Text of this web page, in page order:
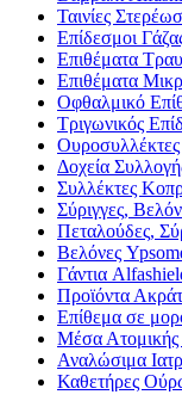
Ταινίες
Επίδεσμοι
Επιθέματα
Επιθέματα
Οφθαλμικό
Τριγωνικός
Ουροσυλλέκτες
Δοχεία
Συλλέκτες
Σύριγγες,
Πεταλούδες,
Βελόνες
Γάντια
Προϊόντα
Επίθεμα σε
Μέσα Ατομικής
Αναλώσιμα
Καθετήρες